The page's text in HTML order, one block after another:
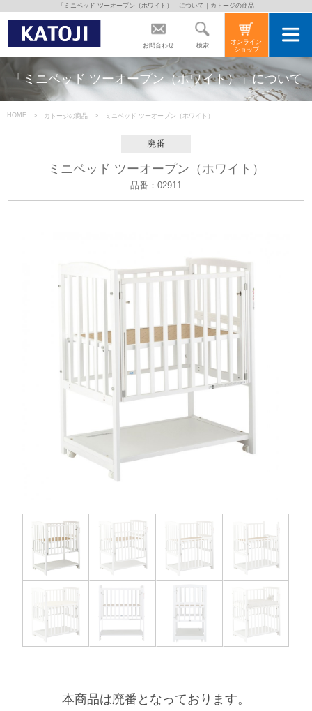
トップページ
カトージの商品
カトージについて
よくあるご質問
お問い合わせ
お知らせ
チャイルドシートユーザー登録
KATOJI TV
このサイトについて
プライバシーポリシー
オフィシャルFacebook
お問合わせ 検索
オンライン
ショップ
「ミニベッド ツーオープン（ホワイト）」について｜カトージの商品
「ミニベッド ツーオープン（ホワイト）」について
HOME カトージの商品 ミニベッド ツーオープン（ホワイト）
廃番
ミニベッド ツーオープン（ホワイト）
品番：02911
本商品は廃番となっております。